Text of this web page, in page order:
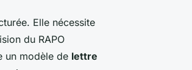
Elle nécessite
du RAPO
un modèle de lettre